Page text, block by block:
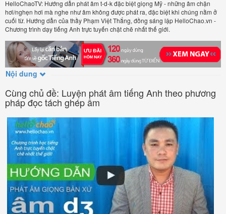
HelloChaoTV: Hướng dẫn phát âm t-d-k đặc biệt giọng Mỹ - những âm chặn
hơi/nghẹn hơi mà nghe như âm không được phát ra, đặc biệt khi chúng nằm ở
cuối từ. Hướng dẫn của thầy Phạm Việt Thắng, đồng sáng lập HelloChao.vn -
Chương trình dạy tiếng Anh trực tuyến chặt chẽ nhất thế giới.
Nội dung
Cùng chủ đề: Luyện phát âm tiếng Anh theo phương
pháp đọc tách ghép âm